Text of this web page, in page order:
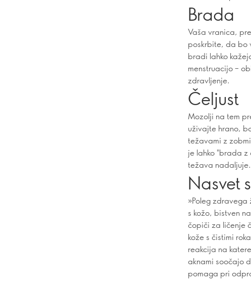
Brada
Vaša vranica,
poskrbite, da bo
bradi lahko
menstruacijo –
zdravljenje.
Čeljust
Mozolji na tem
uživajte hrano,
težavami z
je lahko "brada
težava nadaljuje.
Nasvet
»Poleg zdravega
s kožo, bistven
čopiči za ličenje
kože s čistimi
reakcija na
aknami soočajo
pomaga pri